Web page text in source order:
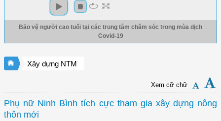
Bảo vệ người cao tuổi tại các trung tâm chăm sóc trong mùa dịch
Covid-19
Xây dựng NTM
Xem cỡ chữ
Phụ nữ Ninh Bình tích cực tham gia xây dựng nông
thôn mới